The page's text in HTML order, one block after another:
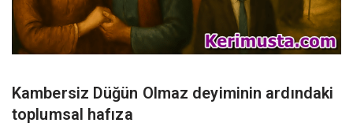
Kambersiz Düğün Olmaz deyiminin ardındaki
toplumsal hafıza